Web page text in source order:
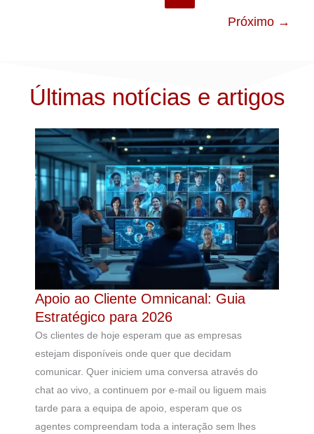
Próximo →
Últimas notícias e artigos
Apoio ao Cliente Omnicanal: Guia
Estratégico para 2026
Os clientes de hoje esperam que as empresas
estejam disponíveis onde quer que decidam
comunicar. Quer iniciem uma conversa através do
chat ao vivo, a continuem por e-mail ou liguem mais
tarde para a equipa de apoio, esperam que os
agentes compreendam toda a interação sem lhes